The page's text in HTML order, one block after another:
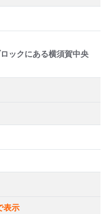
ックにある横須賀中央
表示